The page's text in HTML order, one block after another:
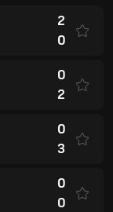
2
0
0
2
0
3
0
0